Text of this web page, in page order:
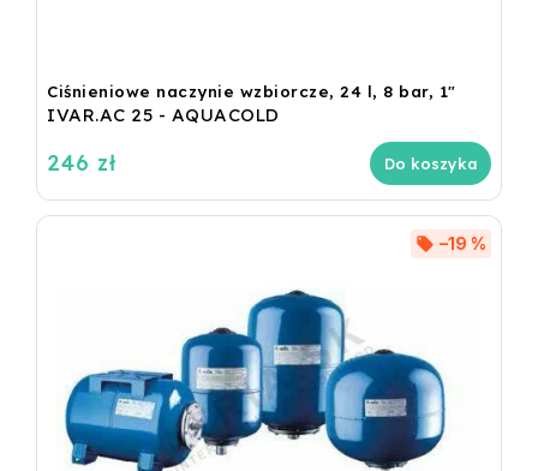
Ciśnieniowe naczynie wzbiorcze, 24 l, 8 bar, 1"
IVAR.AC 25 - AQUACOLD
246 zł Do koszyka
–19 %